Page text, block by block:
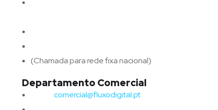
(Chamada para rede fixa nacional)
Departamento Comercial
comercial@fluxodigital.pt